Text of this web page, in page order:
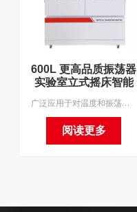
600L 更高品质振荡器
实验室立式摇床智能
养箱
广泛应用于对温度和振荡频率要求较高的细菌培养、发酵、杂交、生化反应、酶和细胞组织研究等。广泛应用于医学、生物学、分子科学、制药、食品、环保等研究和应用领域。我们支持OEM和MOQ1。
阅读更多